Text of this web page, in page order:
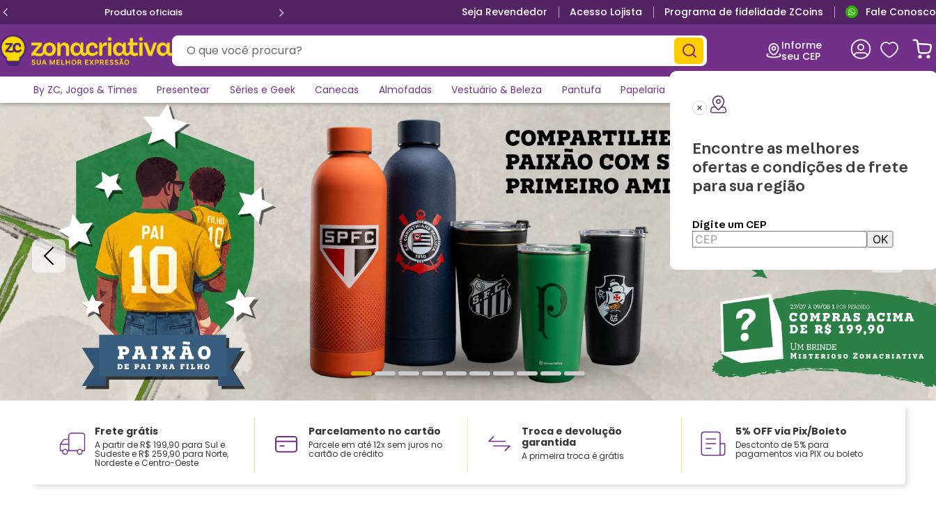
Frete Grátis para todo Brasil 👉 Seja Revendedor Acesso Lojista Programa de fidelidade ZCoins Fale Conosco
O que você procura?
Informe
seu CEP
Encontre as melhores
ofertas e condições de frete
para sua região
Digite um CEP
OK
By ZC, Jogos & Times Presentear Séries e Geek Canecas Almofadas Vestuário & Beleza Pantufa Papelaria
Frete grátis
A partir de R$ 199,90 para Sul e
Sudeste e R$ 259,90 para Norte,
Nordeste e Centro-Oeste
Parcelamento no cartão
Parcele em até 12x sem juros no
cartão de crédito
Troca e devolução
garantida
A primeira troca é grátis
5% OFF via Pix/Boleto
Desctonto de 5% para
pagamentos via PIX ou boleto